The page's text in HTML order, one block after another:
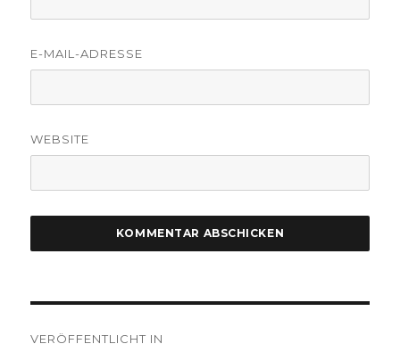
E-MAIL-ADRESSE
WEBSITE
VERÖFFENTLICHT IN